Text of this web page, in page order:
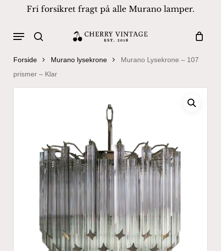
content
Fri forsikret fragt på alle Murano lamper.
Productssearch
Menu
Forside Murano lysekrone
Murano Lysekrone – 107
prismer – Klar